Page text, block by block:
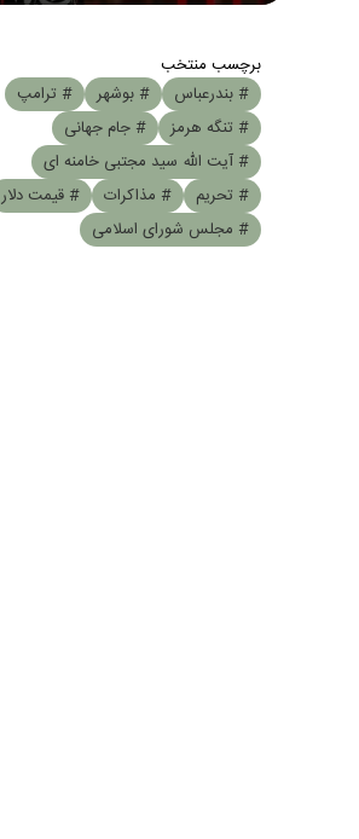
برچسب منتخب
# بندرعباس
# بوشهر
# ترامپ
# تنگه هرمز
# جام جهانی
# آیت الله سید مجتبی خامنه ای
# تحریم
# مذاکرات
# قیمت دلار
# مجلس شورای اسلامی